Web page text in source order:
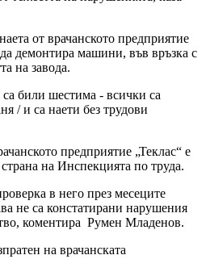
от врачанското предприятие
демонтира машини, във връзка с
на завода.
били шестима - всички са
/ и са наети без трудови
предприятие „Теклас“ е
на Инспекцията по труда.
в него през месеците
не са констатирани нарушения
коментира Румен Младенов.
на врачанската